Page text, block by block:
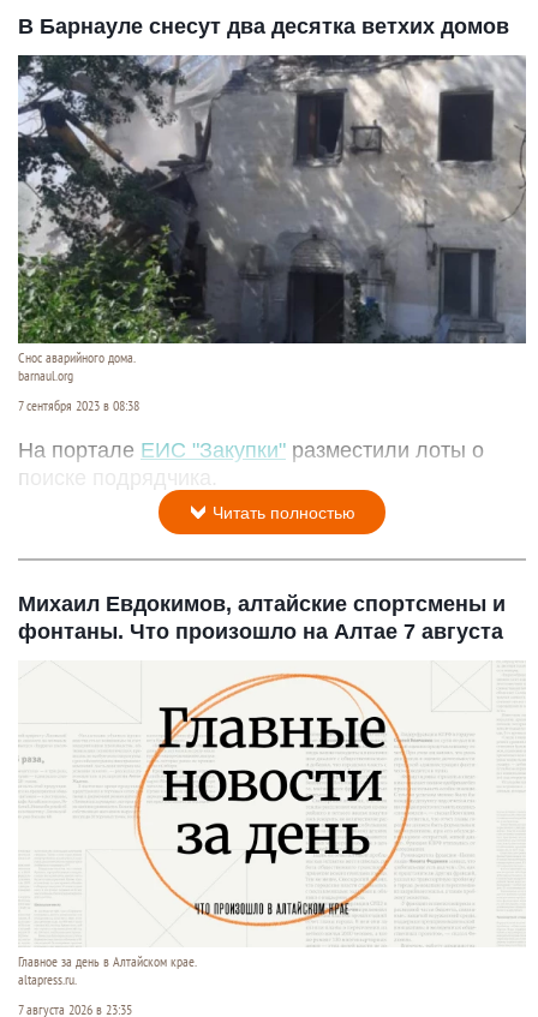
В Барнауле снесут два десятка ветхих домов
Снос аварийного дома.
barnaul.org
7 сентября 2023 в 08:38
На портале ЕИС "Закупки" разместили лоты о
поиске подрядчика.
Читать полностью
Михаил Евдокимов, алтайские спортсмены и
фонтаны. Что произошло на Алтае 7 августа
Главное за день в Алтайском крае.
altapress.ru.
7 августа 2026 в 23:35